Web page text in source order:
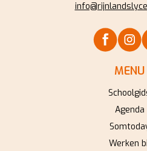
MENU
Agenda
Werken